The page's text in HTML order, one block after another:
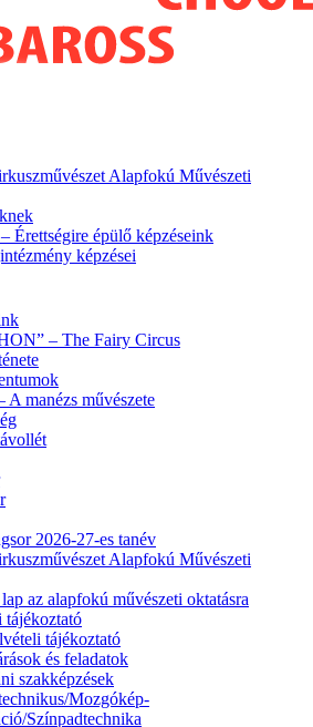
Alapfokú Művészeti
Érettségire épülő képzéseink
képzései
– The Fairy Circus
A manézs művészete
2026-27-es tanév
Alapfokú Művészeti
az alapfokú művészeti oktatásra
tájékoztató
tájékoztató
és feladatok
szakképzések
Mozgókép-
Színpadtechnika